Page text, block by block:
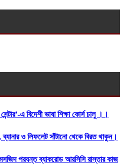
এ বিদেশী ভাষা শিক্ষা কোর্স চালু ।।
ও লিফলেট সাঁটানো থেকে বিরত থাকুন।
পরযন্ত ব্যাকরোড আরসিসি রাস্তার কাজ